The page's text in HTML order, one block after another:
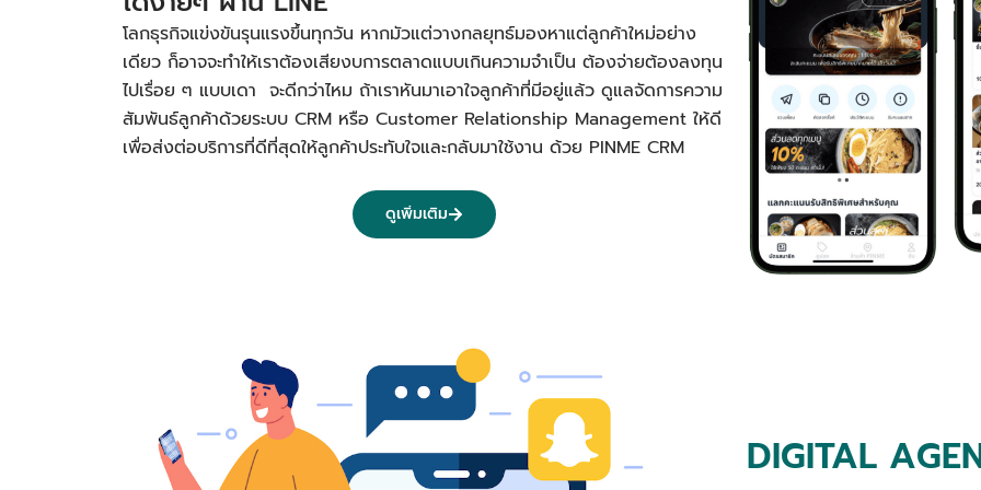
โลกธุรกิจแข่งขันรุนแรงขึ้นทุกวัน หากมัวแต่วางกลยุทธ์มองหาแต่ลูกค้าใหม่อย่าง
เดียว ก็อาจจะทำให้เราต้องเสียงบการตลาดแบบเกินความจำเป็น ต้องจ่ายต้องลงทุน
ไปเรื่อย ๆ แบบเดา จะดีกว่าไหม ถ้าเราหันมาเอาใจลูกค้าที่มีอยู่แล้ว ดูแลจัดการความ
สัมพันธ์ลูกค้าด้วยระบบ CRM หรือ Customer Relationship Management ให้ดี
เพื่อส่งต่อบริการที่ดีที่สุดให้ลูกค้าประทับใจและกลับมาใช้งาน ด้วย PINME CRM
ดูเพิ่มเติม
DIGITAL